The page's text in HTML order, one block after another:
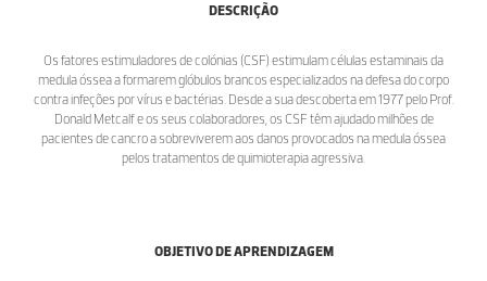
DESCRIÇÃO
Os fatores estimuladores de colónias (CSF) estimulam células estaminais da
medula óssea a formarem glóbulos brancos especializados na defesa do corpo
contra infeções por vírus e bactérias. Desde a sua descoberta em 1977 pelo Prof.
Donald Metcalf e os seus colaboradores, os CSF têm ajudado milhões de
pacientes de cancro a sobreviverem aos danos provocados na medula óssea
pelos tratamentos de quimioterapia agressiva.
OBJETIVO DE APRENDIZAGEM